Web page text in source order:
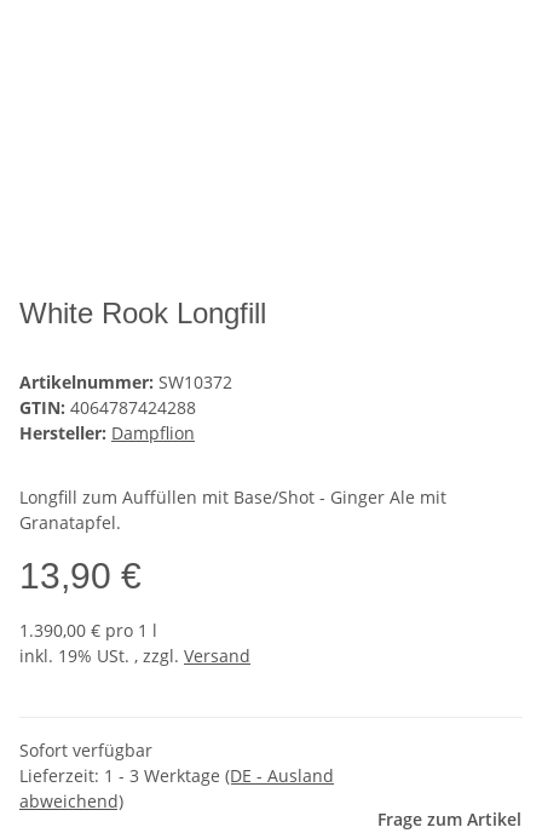
White Rook Longfill
Artikelnummer: SW10372
GTIN: 4064787424288
Hersteller: Dampflion
Longfill zum Auffüllen mit Base/Shot - Ginger Ale mit
Granatapfel.
13,90 €
1.390,00 € pro 1 l
inkl. 19% USt. , zzgl. Versand
Sofort verfügbar
Lieferzeit: 1 - 3 Werktage (DE - Ausland
abweichend)
Frage zum Artikel